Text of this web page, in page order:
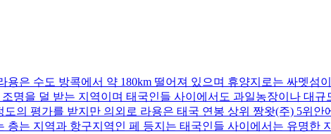
은 수도 방콕에서 약 180km 떨어져 있으며 휴양지로는 싸멧섬
명을 덜 받는 지역이며 태국인들 사이에서도 과일농장이나 대
의 평가를 받지만 의외로 라용은 태국 연봉 상위 짱왓(주) 5위
는 지역과 항구지역인 페 등지는 태국인들 사이에서는 유명한